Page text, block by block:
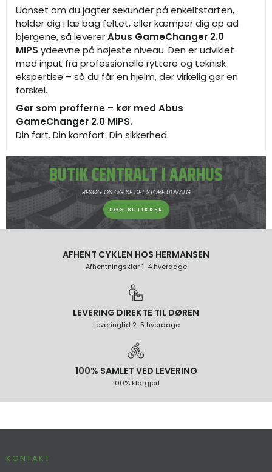
Uanset om du jagter sekunder på enkeltstarten,
holder dig i læ bag feltet, eller kæmper dig op ad
bjergene, så levererAbus GameChanger 2.0
MIPS ydeevne på højeste niveau. Den er udviklet
med input fra professionelle ryttere og teknisk
ekspertise – så du får en hjelm, der virkelig gør en
forskel.
Gør som profferne – kør med Abus
GameChanger 2.0 MIPS.
Din fart. Din komfort. Din sikkerhed.
BUTIK CENTRALT I AARHUS
BESØG OS OG SE DET STORE UDVALG
SØG BUTIKKER
AFHENT CYKLEN HOS HERMANSEN
Afhentningsklar 1-4 hverdage
LEVERING DIREKTE TIL DØREN
Leveringtid 2-5 hverdage
100% SAMLET VED LEVERING
100% klargjort
KONTAKT